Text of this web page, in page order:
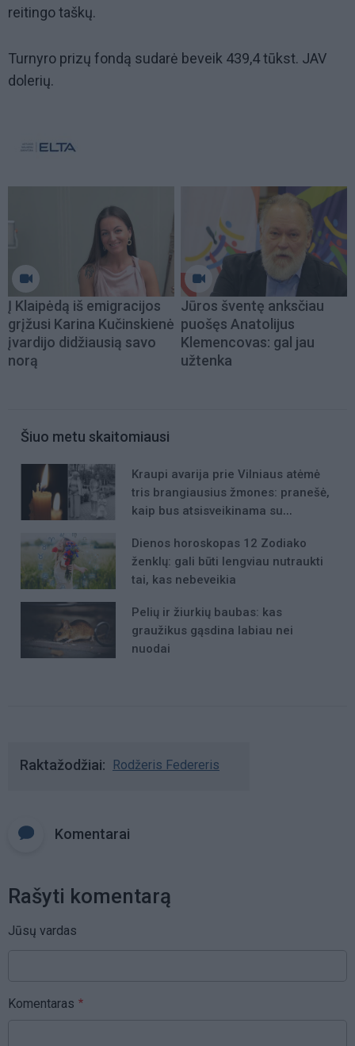
reitingo taškų.
Turnyro prizų fondą sudarė beveik 439,4 tūkst. JAV
dolerių.
Į Klaipėdą iš emigracijos
grįžusi Karina Kučinskienė
įvardijo didžiausią savo
norą
Jūros šventę anksčiau
puošęs Anatolijus
Klemencovas: gal jau
užtenka
Šiuo metu skaitomiausi
Kraupi avarija prie Vilniaus atėmė
tris brangiausius žmones: pranešė,
kaip bus atsisveikinama su
Dienos horoskopas 12 Zodiako
ženklų: gali būti lengviau nutraukti
tai, kas nebeveikia
Pelių ir žiurkių baubas: kas
graužikus gąsdina labiau nei
nuodai
Raktažodžiai Rodžeris Federeris
Komentarai
Rašyti komentarą
Jūsų vardas
Komentaras